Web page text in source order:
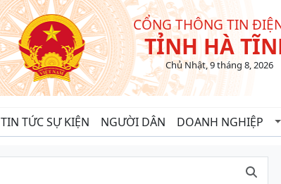
CỔNG THÔNG TIN
TỈNH HÀ
Chủ Nhật, 9 tháng 8, 2026
TIN TỨC SỰ KIỆN NGƯỜI DÂN DOANH NGHIỆP